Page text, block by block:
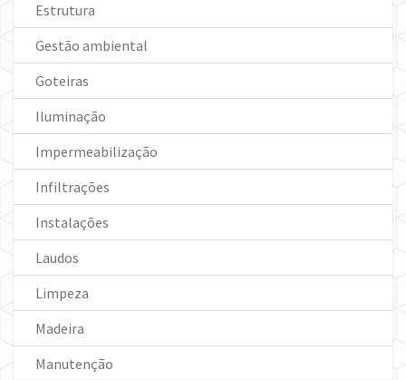
Estrutura
Gestão ambiental
Goteiras
Iluminação
Impermeabilização
Infiltrações
Instalações
Laudos
Limpeza
Madeira
Manutenção